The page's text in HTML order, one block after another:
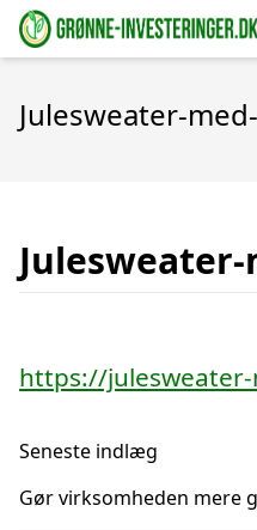
Julesweater-
https://
Seneste indlæg
Gør virksomheden mere